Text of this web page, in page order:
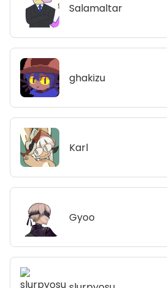
Salamaltar
ghakizu
Karl
Gyoo